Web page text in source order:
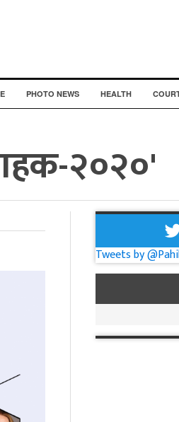
PHOTO NEWS HEALTH
२०२०'
Tweets by